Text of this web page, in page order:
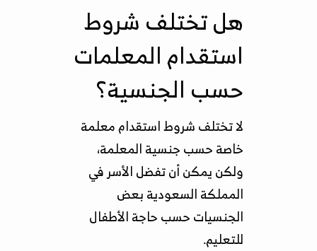
هل تختلف شروط
استقدام المعلمات
حسب الجنسية؟
لا تختلف شروط استقدام معلمة
خاصة حسب جنسية المعلمة،
ولكن يمكن أن تفضل الأسر في
المملكة السعودية بعض
الجنسيات حسب حاجة الأطفال
للتعليم.